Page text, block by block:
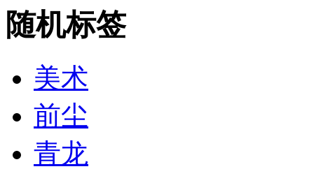
随机标签
美术
前尘
青龙